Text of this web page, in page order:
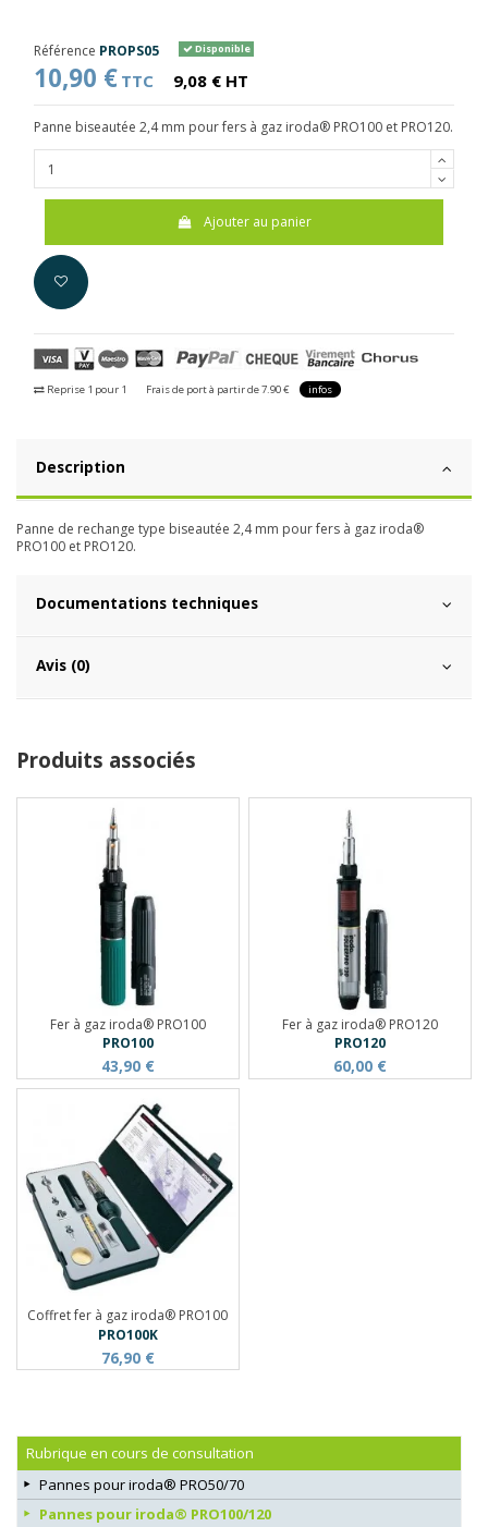
Référence PROPS05 Disponible
10,90 € TTC 9,08 € HT
Panne biseautée 2,4 mm pour fers à gaz iroda® PRO100 et PRO120.
Ajouter au panier
Reprise 1 pour 1 Frais de port à partir de 7.90 € infos
Description
Panne de rechange type biseautée 2,4 mm pour fers à gaz iroda®
PRO100 et PRO120.
Documentations techniques
Avis (0)
Produits associés
Fer à gaz iroda® PRO100
PRO100
43,90 €
Fer à gaz iroda® PRO120
PRO120
60,00 €
Coffret fer à gaz iroda® PRO100
PRO100K
76,90 €
Rubrique en cours de consultation
Pannes pour iroda® PRO50/70
Pannes pour iroda® PRO100/120